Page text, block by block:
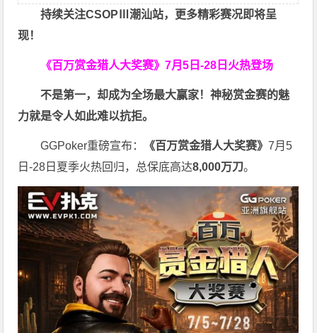
持续关注CSOPⅢ潮汕站，更多精彩赛况即将呈
现！
《百万赏金猎人大奖赛》7月5日-28日火热登场
不是第一，却成为全场最大赢家！神秘赏金赛的魅
力就是令人如此难以抗拒。
GGPoker重磅宣布： 《百万赏金猎人大奖赛》7月5
日-28日夏季火热回归，总保底高达8,000万刀。